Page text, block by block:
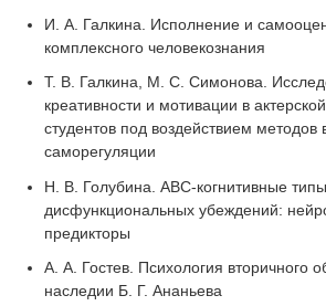
И. А. Галкина. Исполнение и
комплексного человекознания
Т. В. Галкина, М. С. Симонова.
креативности и мотивации в
студентов под воздействием методов
саморегуляции
Н. В. Голубина. АВС-когнитивные типы
дисфункциональных убеждений:
предикторы
А. А. Гостев. Психология вторичного
наследии Б. Г. Ананьева